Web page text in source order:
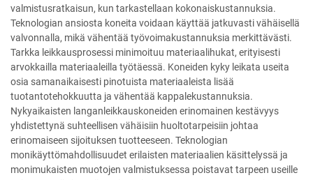
valmistusratkaisun, kun tarkastellaan kokonaiskustannuksia.
Teknologian ansiosta koneita voidaan käyttää jatkuvasti vähäisellä
valvonnalla, mikä vähentää työvoimakustannuksia merkittävästi.
Tarkka leikkausprosessi minimoituu materiaalihukat, erityisesti
arvokkailla materiaaleilla työtäessä. Koneiden kyky leikata useita
osia samanaikaisesti pinotuista materiaaleista lisää
tuotantotehokkuutta ja vähentää kappalekustannuksia.
Nykyaikaisten langanleikkauskoneiden erinomainen kestävyys
yhdistettynä suhteellisen vähäisiin huoltotarpeisiin johtaa
erinomaiseen sijoituksen tuotteeseen. Teknologian
monikäyttömahdollisuudet erilaisten materiaalien käsittelyssä ja
monimukaisten muotojen valmistuksessa poistavat tarpeen useille